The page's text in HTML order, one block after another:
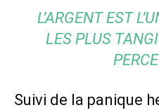
L’ARGENT EST
LES PLUS
Suivi de la panique